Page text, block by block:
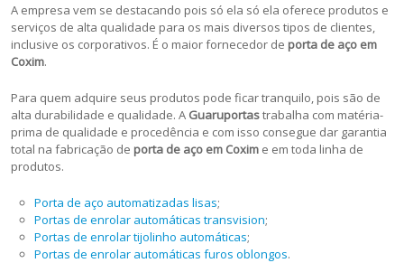
A empresa vem se destacando pois só ela só ela oferece produtos e
serviços de alta qualidade para os mais diversos tipos de clientes,
inclusive os corporativos. É o maior fornecedor de porta de aço em
Coxim.
Para quem adquire seus produtos pode ficar tranquilo, pois são de
alta durabilidade e qualidade. A Guaruportastrabalha com matéria-
prima de qualidade e procedência e com isso consegue dar garantia
total na fabricação de porta de aço em Coxim e em toda linha de
produtos.
Porta de aço automatizadas lisas;
Portas de enrolar automáticas transvision;
Portas de enrolar tijolinho automáticas;
Portas de enrolar automáticas furos oblongos.